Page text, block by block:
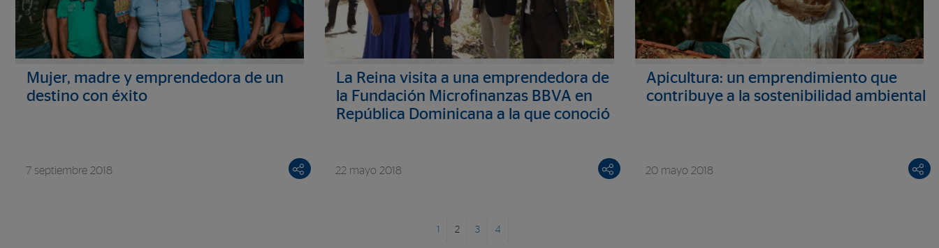
Mujer, madre y emprendedora de un
destino con éxito
7 septiembre 2018
La Reina visita a una emprendedora de
la Fundación Microfinanzas BBVA en
República Dominicana a la que conoció
22 mayo 2018
Apicultura: un emprendimiento que
contribuye a la sostenibilidad ambiental
20 mayo 2018
1 2 3 4